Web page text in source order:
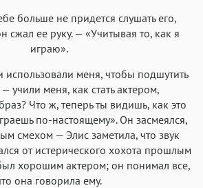
больше не придется слушать его,
сжал ее руку. — «Учитывая то, как я
играю».
меня, чтобы подшутить
учили меня, как стать актером,
Что ж, теперь ты видишь, как это
по-настоящему». Он засмеялся,
смехом — Элис заметила, что звук
от истерического хохота прошлым
хорошим актером; он понимал все,
она говорила ему.